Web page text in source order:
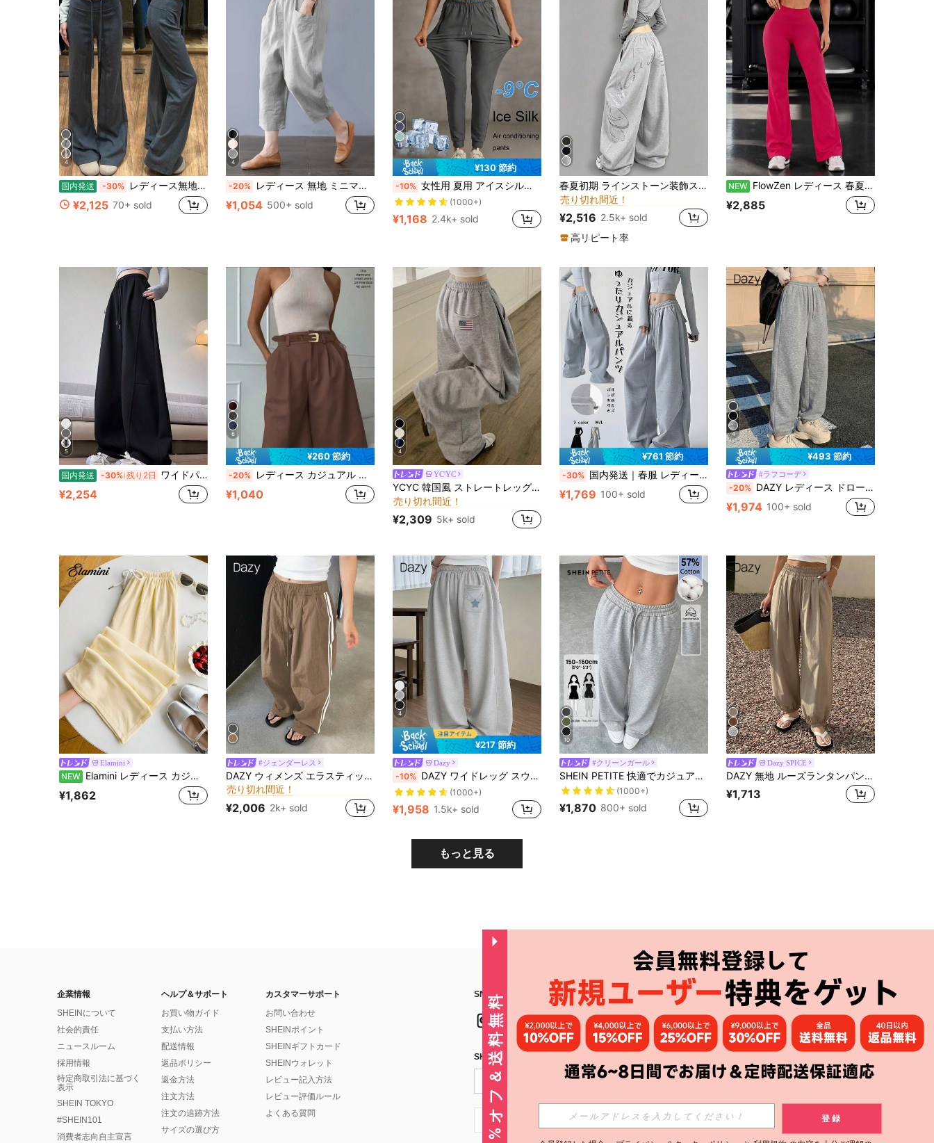
4
国内発送 -30% レディース無地スウィートカジュアルストレートロングパンツ，ハイウエストデザインでドレープ感が美しく着痩せ効果抜群，ゆったりとしていて肌触りが良く快適，ウエストドローコードでフィット感を自在に調整，在宅・日常・通勤などあらゆる場面で活躍する使い勝手の良いボトムス
¥2,125 70+ sold
4
-20% レディース 無地 ミニマル カジュアル 7/8丈パンツ 大きめポケット付き 秋の通勤・新学期・夏向け
¥1,054 500+ sold
11
¥130 節約
-10% 女性用 夏用 アイスシルク 通気性ランニングパンツ、ジッパーポケット&ウエストゴム仕様の軽量スポーツズボン、フィットネス&ジョギング春用
(1000+)
¥1,168 2.4k+ sold
春夏初期 ラインストーン装飾スウェットパンツ、レトロアメリカンシック ルーズフィット リラックスジャズダンス ワイドレッグ カジュアルパンツ レディース
#8 ベストセラー プレーン レディースパンツ
売り切れ間近！
#8 ベストセラー
売り切れ間近！
#8 ベストセラー
売り切れ間近！
#8 ベストセラー プレーン レディースパンツ
売り切れ間近！
¥2,516 2.5k+ sold
高リピート率
NEW FlowZen レディース 春夏新作 シームレス ハイウエスト フレア ヨガパンツ、お腹引き締め ヒップアップ 弾性 フィットネスレギンス、ピーチヒップ美脚 スリム ワイドレッグパンツ、肌に優しい 通気性 素肌感、快適なスリムフィット プレミアムルック、デイリー、カジュアル、フィットネス、ランニング、バケーション、デート、ストリートウェア、アウトドアスポーツ、学校再開、ジムトレーニング、音楽フェス、感謝祭、バレンタインデー、新年、パーティーに適しています
¥2,885
5
国内発送 -30% 残り2日 ワイドパンツ カーブパンツ レディース パンツ カーブシルエット ワイドシルエット 低身長向け 美脚 脚長 体型カバー ゆったり ルーズ リラックス イージーパンツ カジュアル スポーツミックス ストリート 韓国風 春 秋 デイリー お出かけ 旅行 ルームウエア ワンマイル ウエストゴム 動きやすい 快適 着回し
¥2,254
6
¥260 節約
-20% レディース カジュアル ルーズ ストレートレッグ パンツ、無地、夏用
¥1,040
4
YC'YC
YCYC 韓国風 ストレートレッグ カジュアル ルーズ 万能 スウェットパンツ レディース 秋
#1 ベストセラー
売り切れ間近！
#1 ベストセラー
売り切れ間近！
#1 ベストセラー
売り切れ間近！
#1 ベストセラー デイリー 女性用スウェットパンツ
¥2,309 5k+ sold
¥761 節約
-30% 国内発送｜春服 レディース,とれーなーレディース ハイウエストすうぇっと スウェットパンツ レディース ルーズ プリーツ 無地 カジュアル スポーツパンツ、春秋,通勤・授業・運動外出・レジャー
¥1,769 100+ sold
4
¥493 節約
#ラフコーデ
-20% DAZY レディース ドローストリング ウエスト ルーズフィット アンクル カフ付き ロング スウェットパンツ Y2K
¥1,974 100+ sold
Elamini
NEW Elamini レディース カジュアル 快適 ホームウェア ニット ジャガード ロングパンツ
¥1,862
#ジェンダーレス
DAZY ウィメンズ エラスティック ウエスト パッチワーク テープ ルーズ ストリートスタイル ロングパンツ、オールシーズン 秋
#2 ベストセラー
売り切れ間近！
#2 ベストセラー
売り切れ間近！
#2 ベストセラー
売り切れ間近！
#2 ベストセラー カーキ 女性用ボトムス
¥2,006 2k+ sold
4
¥217 節約
Dazy
-10% DAZY ワイドレッグ スウェットパンツ カジュアル レディース アメリカンスタイル
(1000+)
¥1,958 1.5k+ sold
10
#クリーンガール
SHEIN PETITE 快適でカジュアルな無地ニットワイドレッグ レディーススウェットパンツ、プチサイズ女性向け
(1000+)
¥1,870 800+ sold
17
Dazy SPICE
DAZY 無地 ルーズランタンパンツ カジュアル バケーション 夏 レディース ロングパンツ スクール
¥1,713
もっと見る
企業情報
SHEINについて
社会的責任
ニュースルーム
採用情報
特定商取引法に基づく
表示
SHEIN TOKYO
#SHEIN101
消費者志向自主宣言
ヘルプ＆サポート
お買い物ガイド
支払い方法
配送情報
返品ポリシー
返金方法
注文方法
注文の追跡方法
サイズの選び方
カスタマーサポート
お問い合わせ
SHEINポイント
SHEINギフトカード
SHEINウォレット
レビュー記入方法
レビュー評価ルール
よくある質問
SNSフォローはこちら： アプリ
SHEIN STYLE NEWSを購読する
購読
JP + 81 登録する
30%オフ＆送料無料 登録